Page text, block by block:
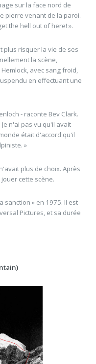
sur la face nord de
pierre venant de la paroi.
the hell out of here! ».
plus risquer la vie de ses
la scène,
avec sang froid,
en effectuant une
- raconte Bev Clark.
n'ai pas vu qu'il avait
était d'accord qu'il
»
plus de choix. Après
cette scène.
sanction » en 1975. Il est
Pictures, et sa durée